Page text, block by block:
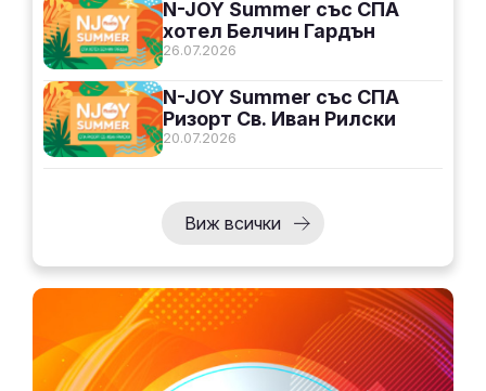
26.07.2026
N-JOY Summer със СПА
хотел Белчин Гардън
20.07.2026
N-JOY Summer със СПА
Ризорт Св. Иван Рилски
Виж всички